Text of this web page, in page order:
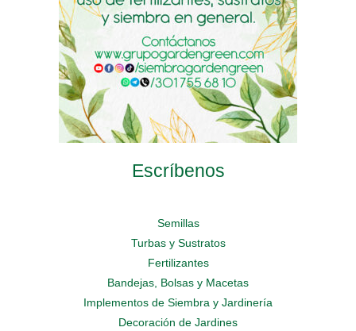
de
producto
página
de
producto
de
producto
Escríbenos
Semillas
Turbas y Sustratos
Fertilizantes
Bandejas, Bolsas y Macetas
Implementos de Siembra y Jardinería
Decoración de Jardines